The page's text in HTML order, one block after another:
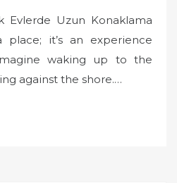
Evlerde Uzun Konaklama
it’s an experience
waking up to the
against the shore.…